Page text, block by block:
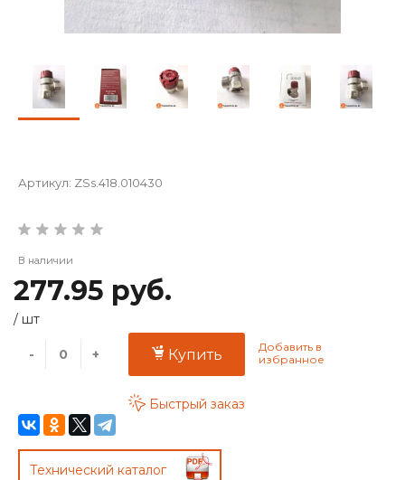
Артикул: ZSs.418.010430
В наличии
277.95 руб.
/ шт
- + Купить
Быстрый заказ
Технический каталог